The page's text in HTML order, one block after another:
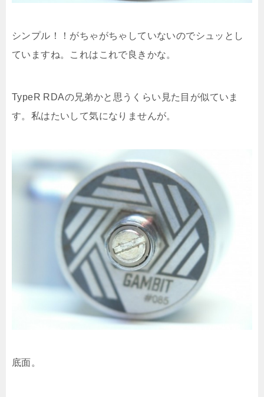
シンプル！！がちゃがちゃしていないのでシュッとし
ていますね。これはこれで良きかな。
TypeR RDAの兄弟かと思うくらい見た目が似ていま
す。私はたいして気になりませんが。
底面。